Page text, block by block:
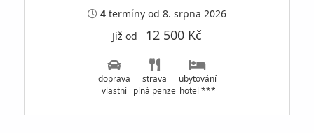
4 termíny od 8. srpna 2026
Již od 12 500 Kč
doprava
vlastní
strava
plná penze
ubytování
hotel ***